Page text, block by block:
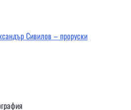
Сивилов – проруски